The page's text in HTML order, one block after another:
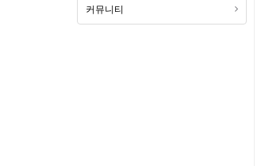
커뮤니티